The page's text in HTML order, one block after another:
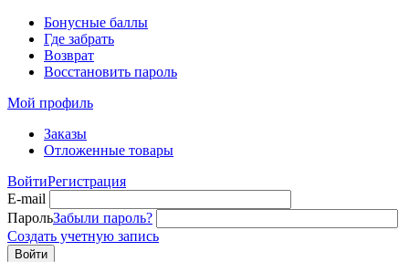
Бонусные баллы
Где забрать
Возврат
Восстановить пароль
Мой профиль
Заказы
Отложенные товары
ВойтиРегистрация
E-mail
ПарольЗабыли пароль?
Создать учетную запись
Войти